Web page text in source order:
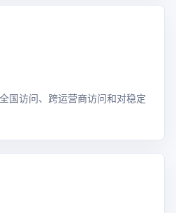
国访问、跨运营商访问和对稳定